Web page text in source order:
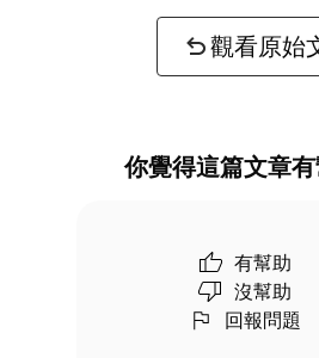
觀看原始
你覺得這篇文章有
有幫助
沒幫助
回報問題